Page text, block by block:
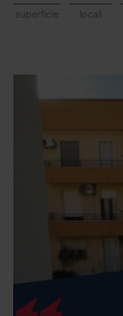
superficie locali